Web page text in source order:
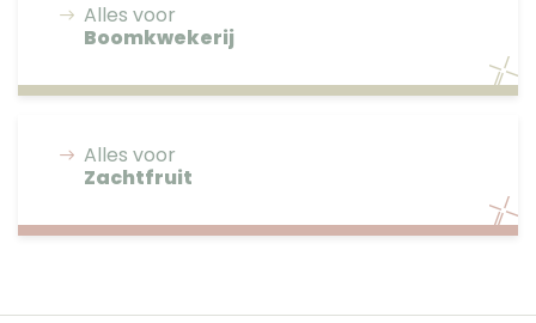
Alles voor
Boomkwekerij
Alles voor
Zachtfruit